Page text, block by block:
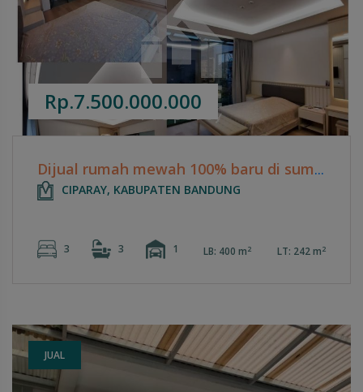
Rp.7.500.000.000
Dijual rumah mewah 100% baru di sumber sari
CIPARAY, KABUPATEN BANDUNG
3 3 1 LB: 400 m2 LT: 242 m2
JUAL